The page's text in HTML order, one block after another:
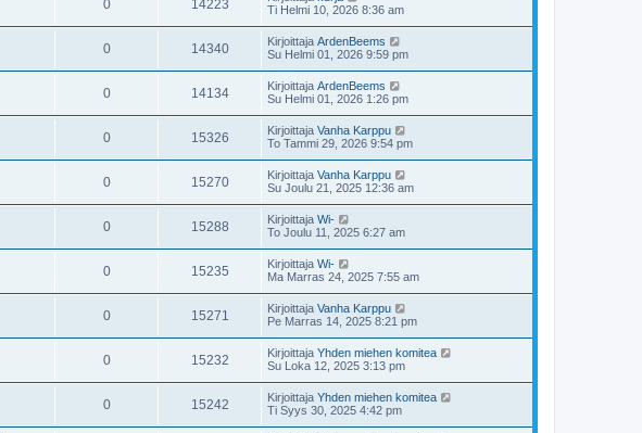
0 14223
Ti Helmi 10, 2026 8:36 am
0 14340 Kirjoittaja ArdenBeems
Su Helmi 01, 2026 9:59 pm
0 14134 Kirjoittaja ArdenBeems
Su Helmi 01, 2026 1:26 pm
0 15326 Kirjoittaja Vanha Karppu
To Tammi 29, 2026 9:54 pm
0 15270 Kirjoittaja Vanha Karppu
Su Joulu 21, 2025 12:36 am
0 15288 Kirjoittaja Wi-
To Joulu 11, 2025 6:27 am
0 15235 Kirjoittaja Wi-
Ma Marras 24, 2025 7:55 am
0 15271 Kirjoittaja Vanha Karppu
Pe Marras 14, 2025 8:21 pm
0 15232 Kirjoittaja Yhden miehen komitea
Su Loka 12, 2025 3:13 pm
0 15242 Kirjoittaja Yhden miehen komitea
Ti Syys 30, 2025 4:42 pm